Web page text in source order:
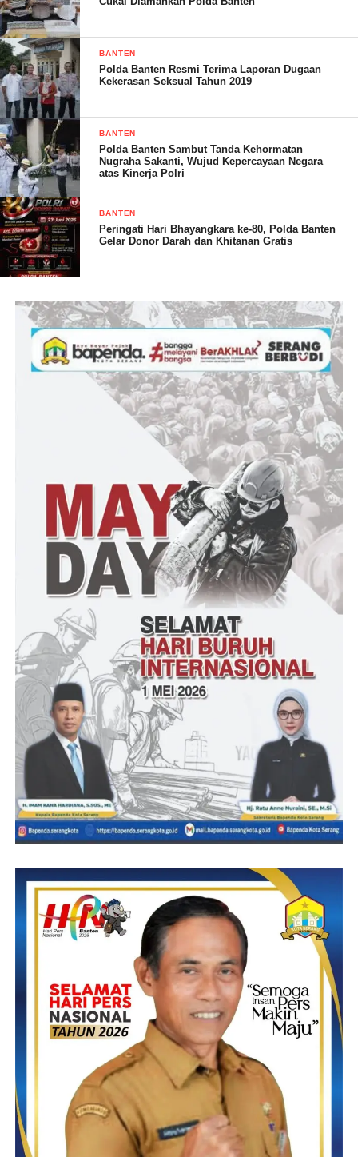
BANTEN
Polda Banten Resmi Terima Laporan Dugaan
Kekerasan Seksual Tahun 2019
BANTEN
Polda Banten Sambut Tanda Kehormatan
Nugraha Sakanti, Wujud Kepercayaan Negara
atas Kinerja Polri
BANTEN
Peringati Hari Bhayangkara ke-80, Polda Banten
Gelar Donor Darah dan Khitanan Gratis